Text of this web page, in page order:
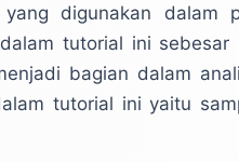
yang digunakan dalam
tutorial ini sebesar
bagian dalam
tutorial ini yaitu